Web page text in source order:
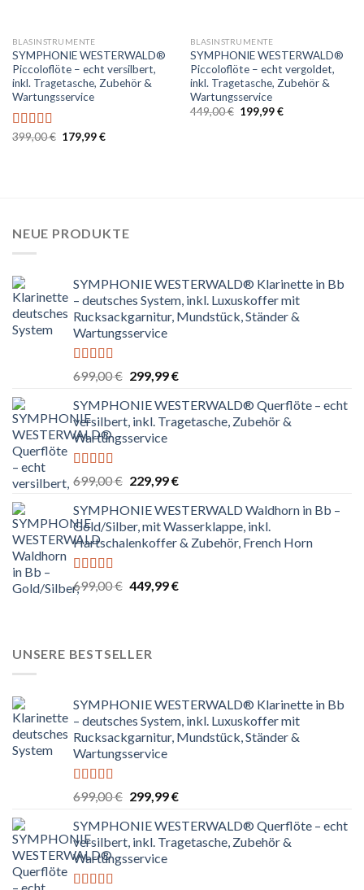
BLASINSTRUMENTE
SYMPHONIE WESTERWALD®
Piccoloflöte – echt versilbert,
inkl. Tragetasche, Zubehör &
Wartungsservice
Bewertet
399,00€ Ursprünglicher
Preis
179,99€Aktueller
BLASINSTRUMENTE
SYMPHONIE WESTERWALD®
Piccoloflöte – echt vergoldet,
inkl. Tragetasche, Zubehör &
Wartungsservice
449,00€ Ursprünglicher
Preis
199,99€Aktueller
NEUE PRODUKTE
SYMPHONIE WESTERWALD® Klarinette in Bb
– deutsches System, inkl. Luxuskoffer mit
Rucksackgarnitur, Mundstück, Ständer &
Wartungsservice
Bewertet
4.80
von 5
699,00€ Ursprünglicher
war:
699,00 €
299,99€Aktueller
ist:
299,99 €.
SYMPHONIE WESTERWALD® Querflöte – echt
versilbert, inkl. Tragetasche, Zubehör &
Wartungsservice
Bewertet
4.83
von 5
699,00€ Ursprünglicher
war:
699,00 €
229,99€Aktueller
ist:
229,99 €.
SYMPHONIE WESTERWALD Waldhorn in Bb –
Gold/Silber, mit Wasserklappe, inkl.
Hartschalenkoffer & Zubehör, French Horn
Bewertet
mit
4.67
699,00€ Ursprünglicher
449,99€Aktueller
UNSERE BESTSELLER
SYMPHONIE WESTERWALD® Klarinette in Bb
– deutsches System, inkl. Luxuskoffer mit
Rucksackgarnitur, Mundstück, Ständer &
Wartungsservice
Bewertet
4.80
von 5
699,00€ Ursprünglicher
war:
699,00 €
299,99€Aktueller
ist:
299,99 €.
SYMPHONIE WESTERWALD® Querflöte – echt
versilbert, inkl. Tragetasche, Zubehör &
Wartungsservice